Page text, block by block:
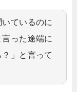
ているのに
った途端に
」と言って